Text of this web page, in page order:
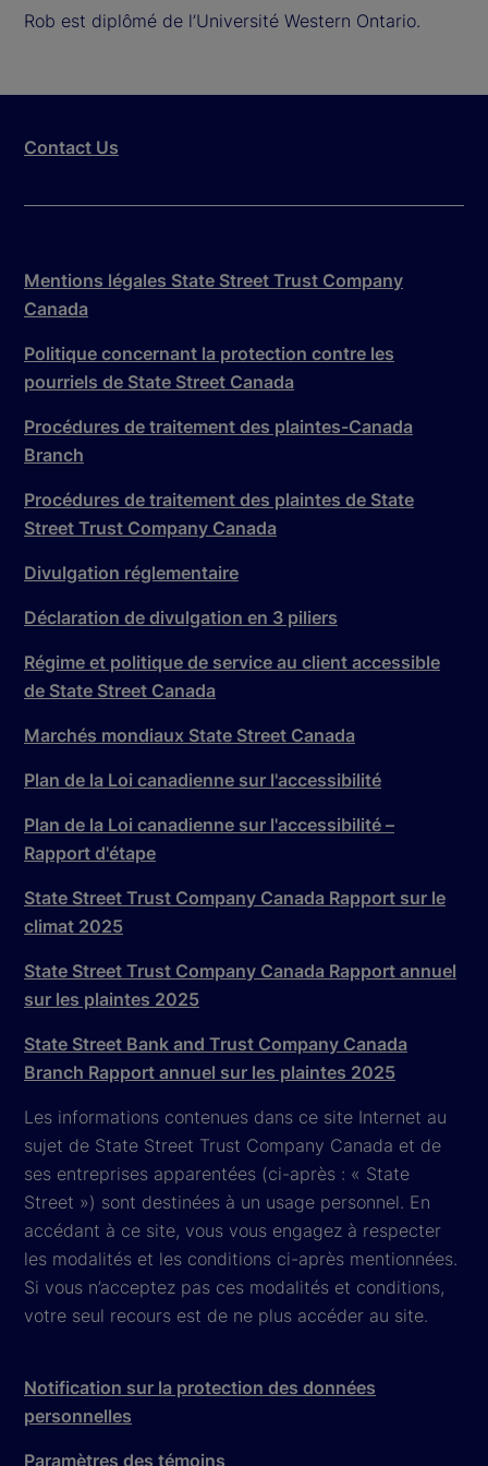
Rob est diplômé de l’Université Western Ontario.
Contact Us
Mentions légales State Street Trust Company
Canada
Politique concernant la protection contre les
pourriels de State Street Canada
Procédures de traitement des plaintes-Canada
Branch
Procédures de traitement des plaintes de State
Street Trust Company Canada
Divulgation réglementaire
Déclaration de divulgation en 3 piliers
Régime et politique de service au client accessible
de State Street Canada
Marchés mondiaux State Street Canada
Plan de la Loi canadienne sur l'accessibilité
Plan de la Loi canadienne sur l'accessibilité –
Rapport d'étape
State Street Trust Company Canada Rapport sur le
climat 2025
State Street Trust Company Canada Rapport annuel
sur les plaintes 2025
State Street Bank and Trust Company Canada
Branch Rapport annuel sur les plaintes 2025
Les informations contenues dans ce site Internet au
sujet de State Street Trust Company Canada et de
ses entreprises apparentées (ci-après : « State
Street ») sont destinées à un usage personnel. En
accédant à ce site, vous vous engagez à respecter
les modalités et les conditions ci-après mentionnées.
Si vous n’acceptez pas ces modalités et conditions,
votre seul recours est de ne plus accéder au site.
Notification sur la protection des données
personnelles
Paramètres des témoins